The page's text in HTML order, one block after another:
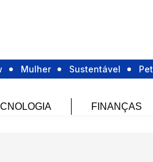
Mulher Sustentável Pet
FINANÇAS